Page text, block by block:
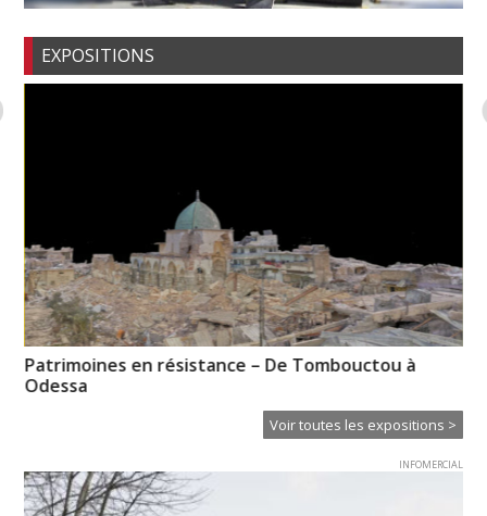
EXPOSITIONS
Patrimoines en résistance – De Tombouctou à
Odessa
Voir toutes les expositions >
INFOMERCIAL